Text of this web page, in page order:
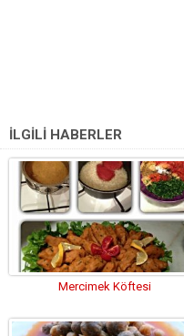
İLGİLİ HABERLER
Mercimek Köftesi